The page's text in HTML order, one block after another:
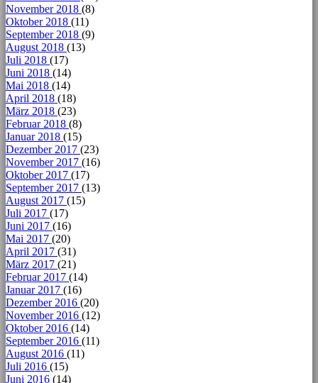
November 2018 (8)
Oktober 2018 (11)
September 2018 (9)
August 2018 (13)
Juli 2018 (17)
Juni 2018 (14)
Mai 2018 (14)
April 2018 (18)
März 2018 (23)
Februar 2018 (8)
Januar 2018 (15)
Dezember 2017 (23)
November 2017 (16)
Oktober 2017 (17)
September 2017 (13)
August 2017 (15)
Juli 2017 (17)
Juni 2017 (16)
Mai 2017 (20)
April 2017 (31)
März 2017 (21)
Februar 2017 (14)
Januar 2017 (16)
Dezember 2016 (20)
November 2016 (12)
Oktober 2016 (14)
September 2016 (11)
August 2016 (11)
Juli 2016 (15)
Juni 2016 (14)